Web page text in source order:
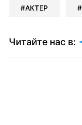
АКТЕР
Читайте нас в: